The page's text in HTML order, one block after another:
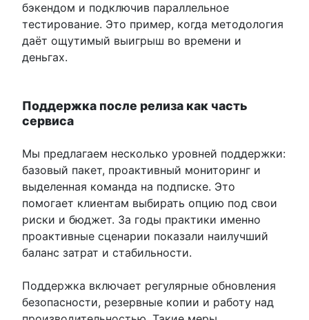
бэкендом и подключив параллельное
тестирование. Это пример, когда методология
даёт ощутимый выигрыш во времени и
деньгах.
Поддержка после релиза как часть
сервиса
Мы предлагаем несколько уровней поддержки:
базовый пакет, проактивный мониторинг и
выделенная команда на подписке. Это
помогает клиентам выбирать опцию под свои
риски и бюджет. За годы практики именно
проактивные сценарии показали наилучший
баланс затрат и стабильности.
Поддержка включает регулярные обновления
безопасности, резервные копии и работу над